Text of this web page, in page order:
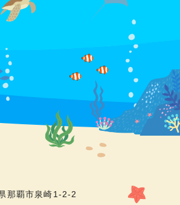
那覇市泉崎1-2-2